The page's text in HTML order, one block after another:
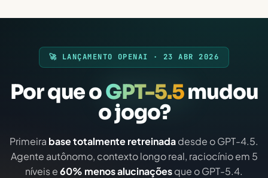
🚀 LANÇAMENTO OPENAI · 23 ABR 2026
Por que oGPT-5.5mudou
o jogo?
Primeira base totalmente retreinadadesde o GPT-4.5.
Agente autônomo, contexto longo real, raciocínio em 5
níveis e60% menos alucinaçõesque o GPT-5.4.